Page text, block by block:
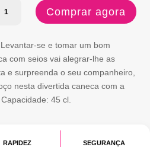
Comprar agora
se e tomar um bom
com seios vai alegrar-lhe as
e surpreenda o seu companheiro,
nesta divertida caneca com a
45 cl.
RAPIDEZ SEGURANÇA